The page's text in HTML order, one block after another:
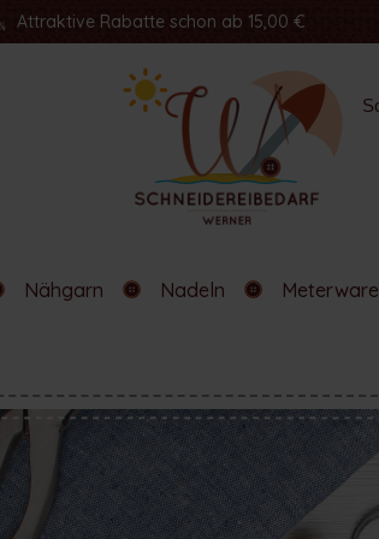
Attraktive Rabatte schon ab 15,00 €
Nähgarn Nadeln Meterware